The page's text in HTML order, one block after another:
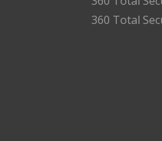
360 Total